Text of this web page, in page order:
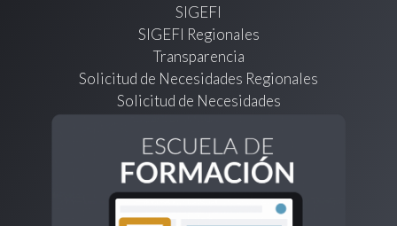
SIGEFI
SIGEFI Regionales
Transparencia
Solicitud de Necesidades Regionales
Solicitud de Necesidades